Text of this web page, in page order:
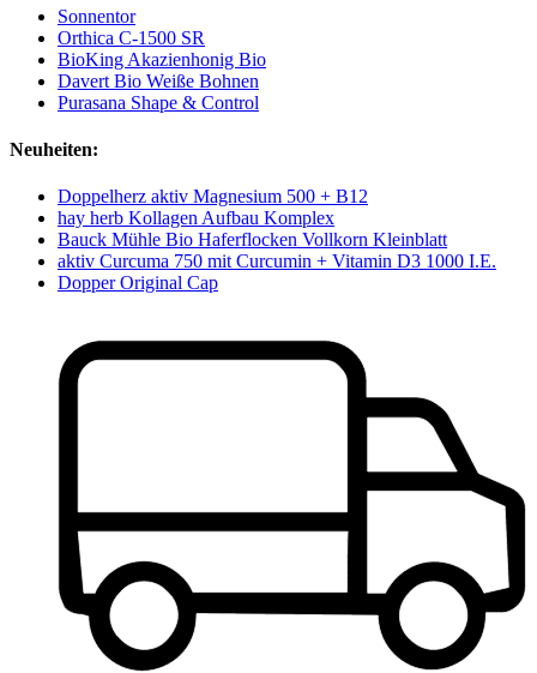
Sonnentor
Orthica C-1500 SR
BioKing Akazienhonig Bio
Davert Bio Weiße Bohnen
Purasana Shape & Control
Neuheiten:
Doppelherz aktiv Magnesium 500 + B12
hay herb Kollagen Aufbau Komplex
Bauck Mühle Bio Haferflocken Vollkorn Kleinblatt
aktiv Curcuma 750 mit Curcumin + Vitamin D3 1000 I.E.
Dopper Original Cap